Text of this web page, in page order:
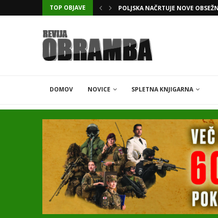
TOP OBJAVE POLJSKA NAČRTUJE NOVE
DOMOV NOVICE SPLETNA KNJIGARNA